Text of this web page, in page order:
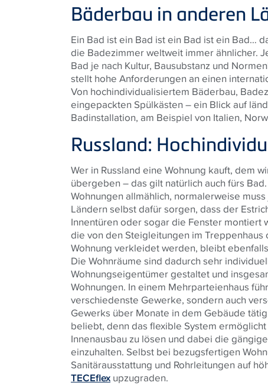
Bäderbau in anderen
Ein Bad ist ein Bad ist ein Bad ist ein Bad…
die Badezimmer weltweit immer ähnlicher.
Bad je nach Kultur, Bausubstanz und
stellt hohe Anforderungen an einen
Von hochindividualisiertem Bäderbau,
eingepackten Spülkästen – ein Blick auf
Badinstallation, am Beispiel von Italien,
Russland:
Wer in Russland eine Wohnung kauft, dem
übergeben – das gilt natürlich auch fürs
Wohnungen allmählich, normalerweise
Ländern selbst dafür sorgen, dass der
Innentüren oder sogar die Fenster montiert
die von den Steigleitungen im
Wohnung verkleidet werden, bleibt
Die Wohnräume sind dadurch sehr
Wohnungseigentümer gestaltet und
Wohnungen. In einem Mehrparteienhaus
verschiedenste Gewerke, sondern auch
Gewerks über Monate in dem Gebäude
beliebt, denn das flexible System
Innenausbau zu lösen und dabei die
einzuhalten. Selbst bei bezugsfertigen
Sanitärausstattung und Rohrleitungen auf
TECEflex upzugraden.